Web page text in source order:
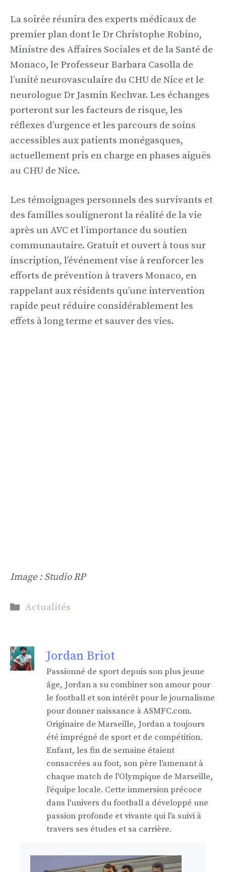
La soirée réunira des experts médicaux de
premier plan dont le Dr Christophe Robino,
Ministre des Affaires Sociales et de la Santé de
Monaco, le Professeur Barbara Casolla de
l’unité neurovasculaire du CHU de Nice et le
neurologue Dr Jasmin Kechvar. Les échanges
porteront sur les facteurs de risque, les
réflexes d’urgence et les parcours de soins
accessibles aux patients monégasques,
actuellement pris en charge en phases aiguës
au CHU de Nice.
Les témoignages personnels des survivants et
des familles souligneront la réalité de la vie
après un AVC et l’importance du soutien
communautaire. Gratuit et ouvert à tous sur
inscription, l’événement vise à renforcer les
efforts de prévention à travers Monaco, en
rappelant aux résidents qu’une intervention
rapide peut réduire considérablement les
effets à long terme et sauver des vies.
Image : Studio RP
Catégories
Actualités
Jordan Briot
Passionné de sport depuis son plus jeune
âge, Jordan a su combiner son amour pour
le football et son intérêt pour le journalisme
pour donner naissance à ASMFC.com.
Originaire de Marseille, Jordan a toujours
été imprégné de sport et de compétition.
Enfant, les fin de semaine étaient
consacrées au foot, son père l'amenant à
chaque match de l'Olympique de Marseille,
l'équipe locale. Cette immersion précoce
dans l'univers du football a développé une
passion profonde et vivante qui l'a suivi à
travers ses études et sa carrière.